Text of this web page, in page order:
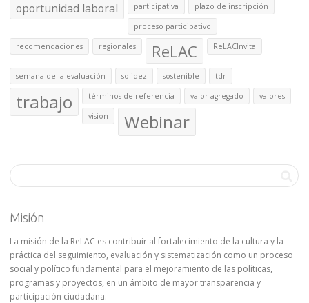
oportunidad laboral participativa plazo de inscripción
proceso participativo
recomendaciones regionales ReLAC ReLACInvita
semana de la evaluación solidez sostenible tdr
trabajo términos de referencia valor agregado valores
vision Webinar
Misión
La misión de la ReLAC es contribuir al fortalecimiento de la cultura y la
práctica del seguimiento, evaluación y sistematización como un proceso
social y político fundamental para el mejoramiento de las políticas,
programas y proyectos, en un ámbito de mayor transparencia y
participación ciudadana.